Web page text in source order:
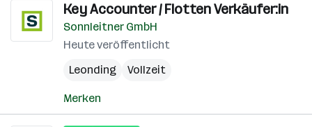
Key Accounter / Flotten Verkäufer:in
Sonnleitner GmbH
Heute veröffentlicht
Leonding
Vollzeit
Merken